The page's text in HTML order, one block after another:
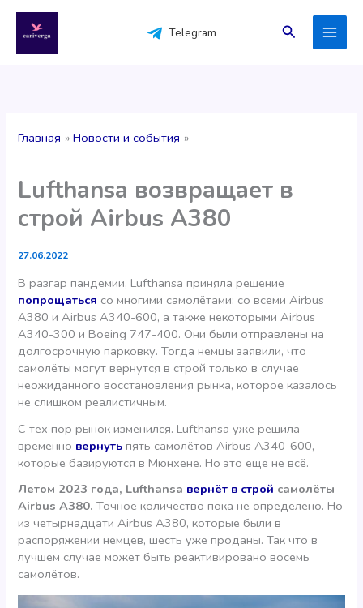
содержимому
Telegram Поиск
Главная Новости и события
Lufthansa возвращает в
строй Airbus A380
27.06.2022
В разгар пандемии, Lufthansa приняла решение
попрощаться со многими самолётами: со всеми Airbus
A380 и Airbus A340-600, а также некоторыми Airbus
A340-300 и Boeing 747-400. Они были отправлены на
долгосрочную парковку. Тогда немцы заявили, что
самолёты могут вернутся в строй только в случае
неожиданного восстановления рынка, которое казалось
не слишком реалистичным.
С тех пор рынок изменился. Lufthansa уже решила
временно вернуть пять самолётов Airbus A340-600,
которые базируются в Мюнхене. Но это еще не всё.
Летом 2023 года, Lufthansa вернёт в строй самолёты
Airbus A380. Точное количество пока не определено. Но
из четырнадцати Airbus A380, которые были в
распоряжении немцев, шесть уже проданы. Так что в
лучшем случае может быть реактивировано восемь
самолётов.